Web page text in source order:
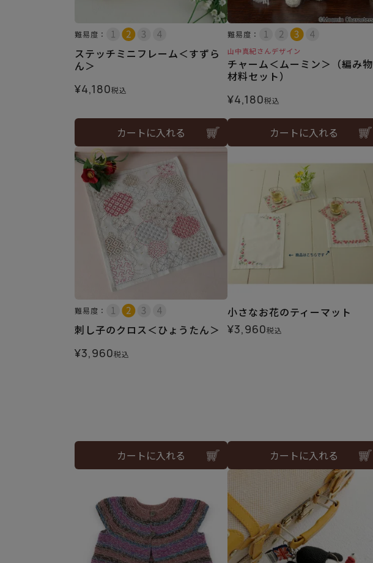
難易度：
ステッチミニフレーム＜すずら
ん＞
¥4,180税込
カートに入れる
難易度：
山中真紀さんデザイン
チャーム＜ムーミン＞（編み物
材料セット）
¥4,180税込
カートに入れる
難易度：
刺し子のクロス＜ひょうたん＞
¥3,960税込
カートに入れる
小さなお花のティーマット
¥3,960税込
カートに入れる